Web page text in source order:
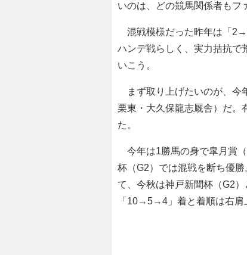
いのは、どの競馬関係者もフ
混戦模様だった昨年は「
ハンデ戦らしく、実力拮抗で
いこう。
まず取り上げたいのが、今
栗東・大久保龍志厩舎）だ。
た。
今年は1勝馬の身で皐月賞
杯（G2）では混戦を断ち優
て、今秋は神戸新聞杯（G2
「10→5→4」着と着順は右肩